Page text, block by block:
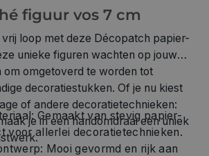
figuur vos 7 cm
loop met deze Décopatch papier-
unieke figuren wachten op jouw
om omgetoverd te worden tot
decoratiestukken. Of je nu kiest
of andere decoratietechnieken:
je in een handomdraai een uniek
Gemaakt van stevig papier-
voor allerlei decoratietechnieken.
Mooi gevormd en rijk aan